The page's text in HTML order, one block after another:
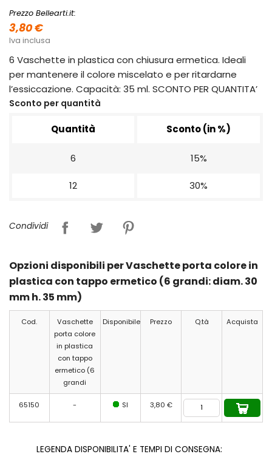
Prezzo Bellearti.it:
3,80 €
Iva inclusa
6 Vaschette in plastica con chiusura ermetica. Ideali
per mantenere il colore miscelato e per ritardarne
l’essiccazione. Capacità: 35 ml. SCONTO PER QUANTITA’
Sconto per quantità
Quantità Sconto (in %)
6 15%
12 30%
Condividi
Opzioni disponibili per Vaschette porta colore in
plastica con tappo ermetico (6 grandi: diam. 30
mm h. 35 mm)
Cod.
Vaschette
porta colore
in plastica
con tappo
ermetico (6
grandi
Disponibile Prezzo Q.tà Acquista
65150 - SI 3,80 €
LEGENDA DISPONIBILITA' E TEMPI DI CONSEGNA: